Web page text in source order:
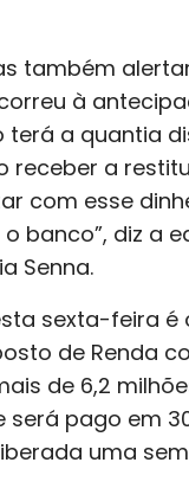
também
à
terá a quantia
receber a
com esse
banco”, diz a
Senna.
sexta-feira é
de Renda
de 6,2
será pago em
uma